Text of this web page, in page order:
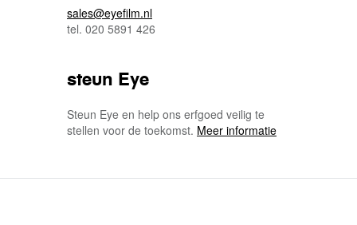
sales@eyefilm.nl
tel. 020 5891 426
steun Eye
Steun Eye en help ons erfgoed veilig te
stellen voor de toekomst. Meer informatie